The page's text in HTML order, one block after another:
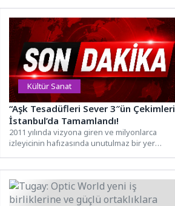
Kültür Sanat
“Aşk Tesadüfleri Sever 3″ün Çekimleri
İstanbul’da Tamamlandı!
2011 yılında vizyona giren ve milyonlarca
izleyicinin hafızasında unutulmaz bir yer